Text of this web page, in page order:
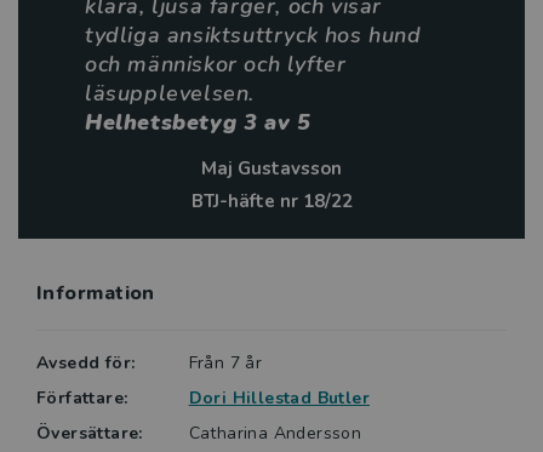
Slutet är lyckligt med en komisk och överraskande
vändning. Nancy Meyers illustrationer i mjuka, lätta
färger har både humor och värme. De berikar
berättelsen med både upplysande och dekorativa
detaljer. Det finns flera mindre bilder på varje sida
och de är placerade så att de förtydligar både
relationer, tankar, känslor och berättelsens handling. -
klara, ljusa färger, och visar
tydliga ansiktsuttryck hos hund
och människor och lyfter
läsupplevelsen.
Helhetsbetyg 3 av 5
Maj Gustavsson
BTJ-häfte nr 18/22
Information
Avsedd för:
Från 7 år
Författare:
Dori Hillestad Butler
Översättare:
Catharina Andersson